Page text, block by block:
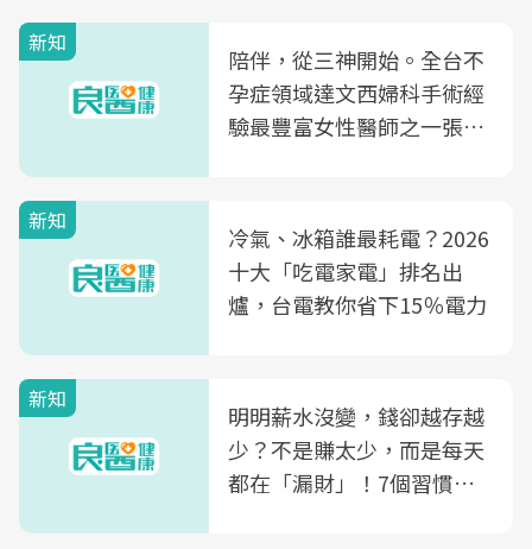
新知
陪伴，從三神開始。全台不
孕症領域達文西婦科手術經
驗最豐富女性醫師之一張永
光田醫院建構360度女性健
康照護生態圈
新知
冷氣、冰箱誰最耗電？2026
十大「吃電家電」排名出
爐，台電教你省下15％電力
新知
明明薪水沒變，錢卻越存越
少？不是賺太少，而是每天
都在「漏財」！7個習慣一